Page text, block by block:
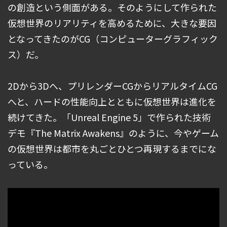
の創造という側面がある。そのようにして作られた
仮想世界のリアリティを高めるために、大きな要因
となってきたのがCG（コンピューターグラフィック
ス）だ。
2Dから3Dへ、プリレンダーCGからリアルタイムCG
へと、ハードの性能向上とともに仮想世界は進化を
続けてきた。「Unreal Engine 5」で作られた技術
デモ『The Matrix Awakens』のように、今やゲーム
の仮想世界は都市を丸ごとひとつ再現するまでにな
っている。